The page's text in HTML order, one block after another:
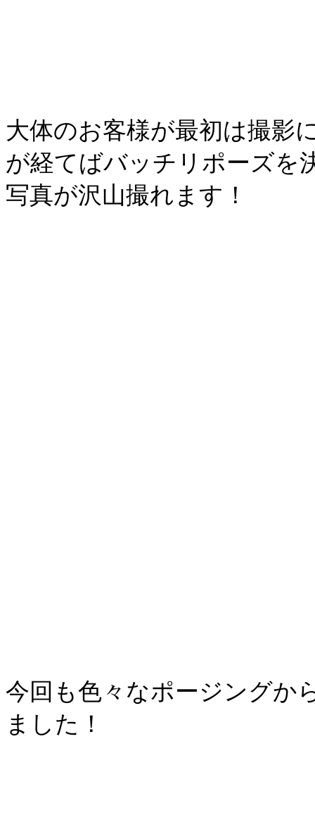
大体のお客様が最初は撮影
が経てばバッチリポーズを
写真が沢山撮れます！
今回も色々なポージングか
ました！